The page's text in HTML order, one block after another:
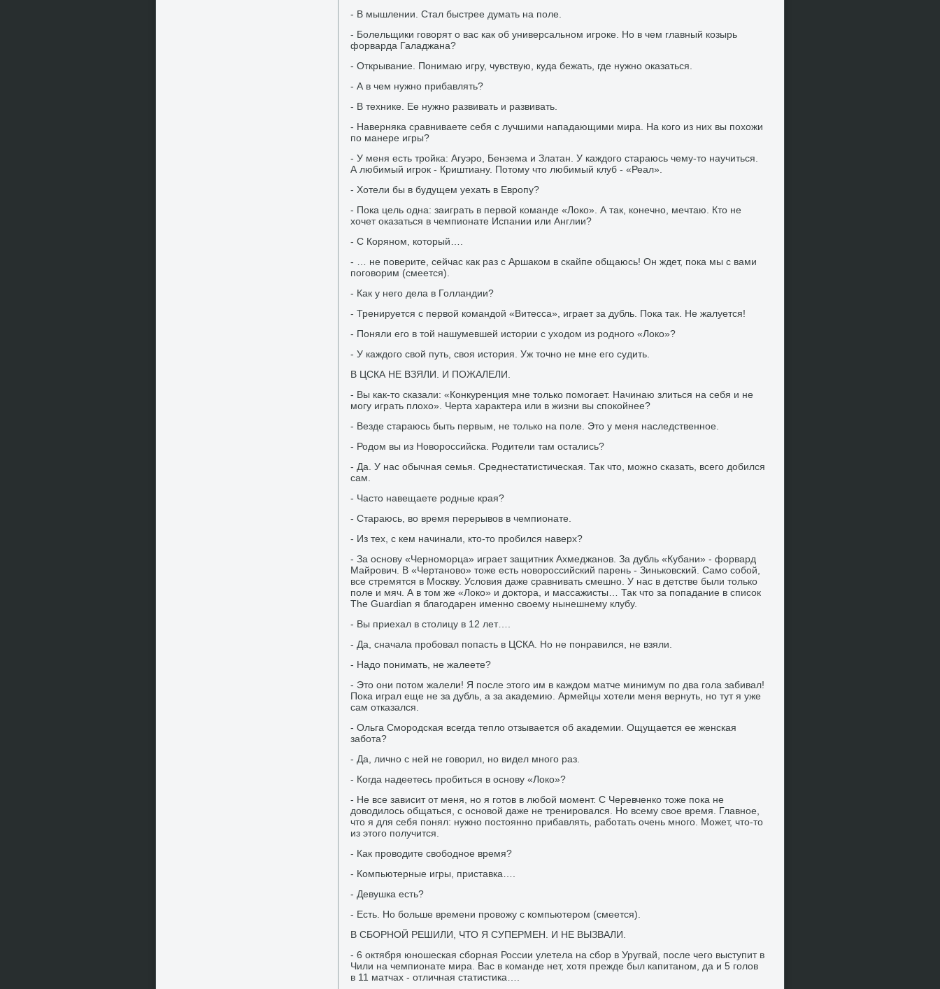
- В мышлении. Стал быстрее думать на поле.
- Болельщики говорят о вас как об универсальном игроке. Но в чем главный козырь
форварда Галаджана?
- Открывание. Понимаю игру, чувствую, куда бежать, где нужно оказаться.
- А в чем нужно прибавлять?
- В технике. Ее нужно развивать и развивать.
- Наверняка сравниваете себя с лучшими нападающими мира. На кого из них вы похожи
по манере игры?
- У меня есть тройка: Агуэро, Бензема и Златан. У каждого стараюсь чему-то научиться.
А любимый игрок - Криштиану. Потому что любимый клуб - «Реал».
- Хотели бы в будущем уехать в Европу?
- Пока цель одна: заиграть в первой команде «Локо». А так, конечно, мечтаю. Кто не
хочет оказаться в чемпионате Испании или Англии?
- С Коряном, который….
- … не поверите, сейчас как раз с Аршаком в скайпе общаюсь! Он ждет, пока мы с вами
поговорим (смеется).
- Как у него дела в Голландии?
- Тренируется с первой командой «Витесса», играет за дубль. Пока так. Не жалуется!
- Поняли его в той нашумевшей истории с уходом из родного «Локо»?
- У каждого свой путь, своя история. Уж точно не мне его судить.
В ЦСКА НЕ ВЗЯЛИ. И ПОЖАЛЕЛИ.
- Вы как-то сказали: «Конкуренция мне только помогает. Начинаю злиться на себя и не
могу играть плохо». Черта характера или в жизни вы спокойнее?
- Везде стараюсь быть первым, не только на поле. Это у меня наследственное.
- Родом вы из Новороссийска. Родители там остались?
- Да. У нас обычная семья. Среднестатистическая. Так что, можно сказать, всего добился
сам.
- Часто навещаете родные края?
- Стараюсь, во время перерывов в чемпионате.
- Из тех, с кем начинали, кто-то пробился наверх?
- За основу «Черноморца» играет защитник Ахмеджанов. За дубль «Кубани» - форвард
Майрович. В «Чертаново» тоже есть новороссийский парень - Зиньковский. Само собой,
все стремятся в Москву. Условия даже сравнивать смешно. У нас в детстве были только
поле и мяч. А в том же «Локо» и доктора, и массажисты… Так что за попадание в список
The Guardian я благодарен именно своему нынешнему клубу.
- Вы приехал в столицу в 12 лет….
- Да, сначала пробовал попасть в ЦСКА. Но не понравился, не взяли.
- Надо понимать, не жалеете?
- Это они потом жалели! Я после этого им в каждом матче минимум по два гола забивал!
Пока играл еще не за дубль, а за академию. Армейцы хотели меня вернуть, но тут я уже
сам отказался.
- Ольга Смородская всегда тепло отзывается об академии. Ощущается ее женская
забота?
- Да, лично с ней не говорил, но видел много раз.
- Когда надеетесь пробиться в основу «Локо»?
- Не все зависит от меня, но я готов в любой момент. С Черевченко тоже пока не
доводилось общаться, с основой даже не тренировался. Но всему свое время. Главное,
что я для себя понял: нужно постоянно прибавлять, работать очень много. Может, что-то
из этого получится.
- Как проводите свободное время?
- Компьютерные игры, приставка….
- Девушка есть?
- Есть. Но больше времени провожу с компьютером (смеется).
В СБОРНОЙ РЕШИЛИ, ЧТО Я СУПЕРМЕН. И НЕ ВЫЗВАЛИ.
- 6 октября юношеская сборная России улетела на сбор в Уругвай, после чего выступит в
Чили на чемпионате мира. Вас в команде нет, хотя прежде был капитаном, да и 5 голов
в 11 матчах - отличная статистика….